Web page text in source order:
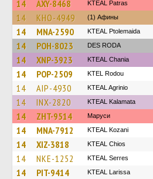
14 AXY-8468 KTEAL Patras
14 KHO-4949 (1) Афины
14 MNA-2590 KTEAL Ptolemaida
14 POH-8023 DES RODA
14 XNP-3923 KTEAL Chania
14 POP-2509 ΚΤΕL Rodou
14 AIP-4930 KTEAL Agrinio
14 INX-2820 KTEAL Kalamata
14 ZHT-9514 Маруси
14 MNA-7912 KTEAL Kozani
14 XIZ-3818 KTEAL Chios
14 NKE-1252 KTEAL Serres
14 PIT-9414 KTEAL Larissa